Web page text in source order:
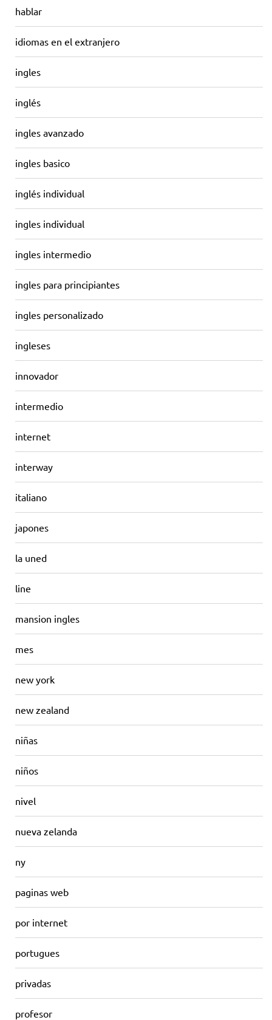
hablar
idiomas en el extranjero
ingles
inglés
ingles avanzado
ingles basico
inglés individual
ingles individual
ingles intermedio
ingles para principiantes
ingles personalizado
ingleses
innovador
intermedio
internet
interway
italiano
japones
la uned
line
mansion ingles
mes
new york
new zealand
niñas
niños
nivel
nueva zelanda
ny
paginas web
por internet
portugues
privadas
profesor